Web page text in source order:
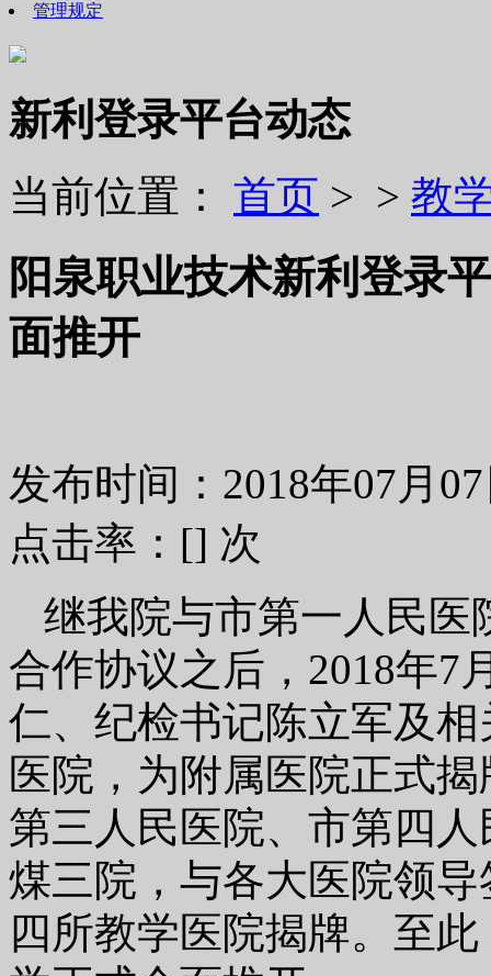
管理规定
新利登录平台动态
当前位置：
首页 > > 教
阳泉职业技术新利登录
面推开
发布时间：2018年07月
点击率：[] 次
继我院与市第一人民医
合作协议之后，2018年7
仁、纪检书记陈立军及
医院，为附属医院正式
第三人民医院、市第四
煤三院，与各大医院领
四所教学医院揭牌。至